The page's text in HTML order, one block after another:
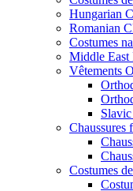
Hungarian
Romanian
Costumes
Middle
Vêtements
Chaussures
Costumes